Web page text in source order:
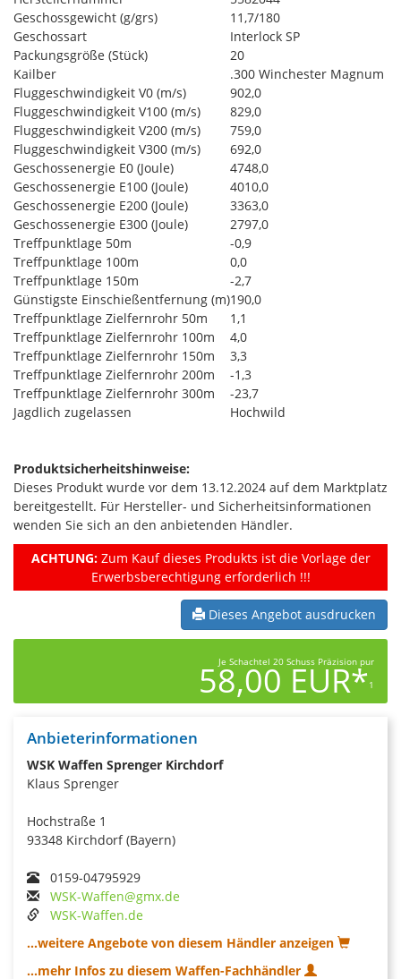
Geschossgewicht (g/grs)
11,7/180
Geschossart
Interlock SP
Packungsgröße (Stück)
20
Kailber
.300 Winchester Magnum
Fluggeschwindigkeit V0 (m/s)
902,0
Fluggeschwindigkeit V100 (m/s)
829,0
Fluggeschwindigkeit V200 (m/s)
759,0
Fluggeschwindigkeit V300 (m/s)
692,0
Geschossenergie E0 (Joule)
4748,0
Geschossenergie E100 (Joule)
4010,0
Geschossenergie E200 (Joule)
3363,0
Geschossenergie E300 (Joule)
2797,0
Treffpunktlage 50m
-0,9
Treffpunktlage 100m
0,0
Treffpunktlage 150m
-2,7
Günstigste Einschießentfernung (m)190,0
Treffpunktlage Zielfernrohr 50m
1,1
Treffpunktlage Zielfernrohr 100m
4,0
Treffpunktlage Zielfernrohr 150m
3,3
Treffpunktlage Zielfernrohr 200m
-1,3
Treffpunktlage Zielfernrohr 300m
-23,7
Jagdlich zugelassen
Hochwild
Produktsicherheitshinweise:
Dieses Produkt wurde vor dem 13.12.2024 auf dem Marktplatz
bereitgestellt. Für Hersteller- und Sicherheitsinformationen
wenden Sie sich an den anbietenden Händler.
ACHTUNG:Zum Kauf dieses Produkts ist die Vorlage der
Erwerbsberechtigung erforderlich !!!
Dieses Angebot ausdrucken
Je Schachtel 20 Schuss Präzision pur
58,00 EUR*1
Anbieterinformationen
WSK Waffen Sprenger Kirchdorf
Klaus Sprenger
Hochstraße 1
93348 Kirchdorf (Bayern)
0159-04795929
WSK-Waffen@gmx.de
WSK-Waffen.de
...weitere Angebote von diesem Händler anzeigen
...mehr Infos zu diesem Waffen-Fachhändler